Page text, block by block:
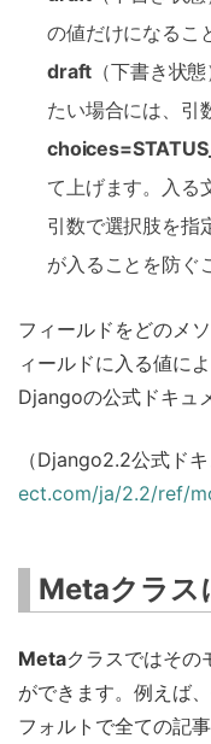
の値だけになるこ
draft （下書き状
たい場合には、引
て上げます。入る
引数で選択肢を指
が入ることを防ぐ
フィールドをどのメ
ィールドに入る値に
Djangoの公式ドキュ
（Django2.2公式ドキ
ect.com/ja/2.2/ref/
Metaクラス
Metaクラスではその
ができます。例えば
フォルトで全ての記